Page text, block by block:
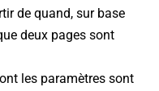
de quand, sur base
deux pages sont
les paramètres sont